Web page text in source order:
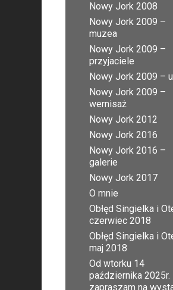
Nowy Jork 2008
Nowy Jork 2009 –
muzea
Nowy Jork 2009 –
przyjaciele
Nowy Jork 2009 –
Nowy Jork 2009 –
wernisaż
Nowy Jork 2012
Nowy Jork 2016
Nowy Jork 2016 –
galerie
Nowy Jork 2017
O mnie
Obłęd Singielka i
czerwiec 2018
Obłęd Singielka i
maj 2018
Od wtorku 14
października 2025r.
zapraszam na